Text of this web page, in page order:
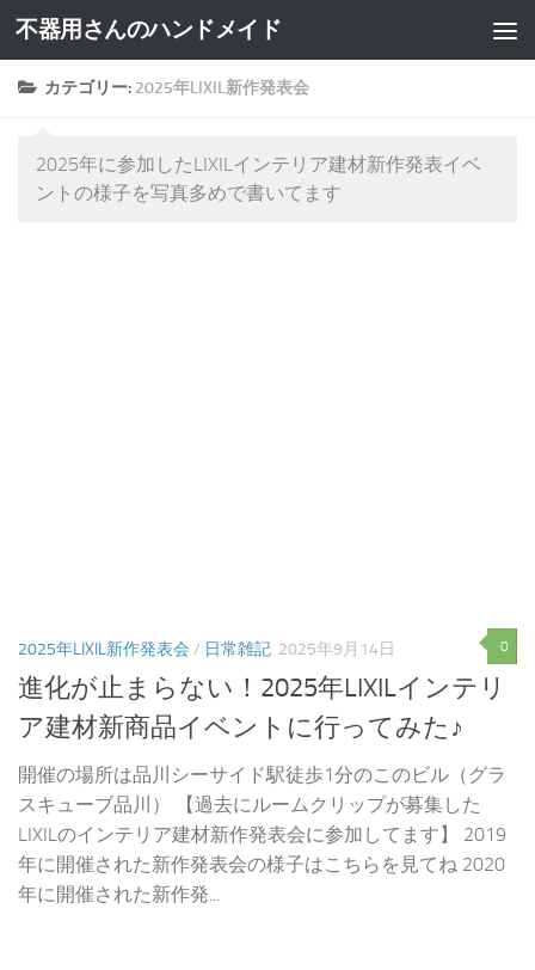
不器用さんのハンドメイド
カテゴリー: 2025年LIXIL新作発表会
2025年に参加したLIXILインテリア建材新作発表イベ
ントの様子を写真多めで書いてます
0
2025年LIXIL新作発表会 / 日常雑記 2025年9月14日
進化が止まらない！2025年LIXILインテリ
ア建材新商品イベントに行ってみた♪
開催の場所は品川シーサイド駅徒歩1分のこのビル（グラ
スキューブ品川） 【過去にルームクリップが募集した
LIXILのインテリア建材新作発表会に参加してます】 2019
年に開催された新作発表会の様子はこちらを見てね 2020
年に開催された新作発...